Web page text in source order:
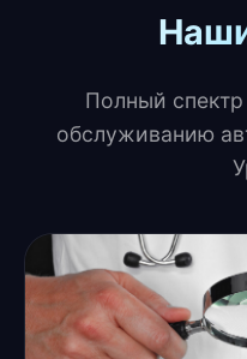
Полный
обслуживанию